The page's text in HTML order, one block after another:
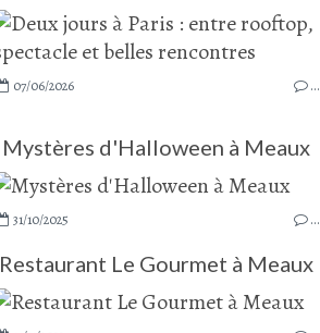
07/06/2026 …
Mystères d'Halloween à Meaux
31/10/2025 …
Restaurant Le Gourmet à Meaux